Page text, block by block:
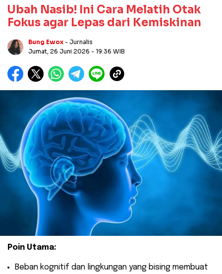
Ubah Nasib! Ini Cara Melatih Otak
Fokus agar Lepas dari Kemiskinan
Bung Ewox - Jurnalis
Jumat, 26 Juni 2026 - 19:36 WIB
Poin Utama:
​Beban kognitif dan lingkungan yang bising membuat